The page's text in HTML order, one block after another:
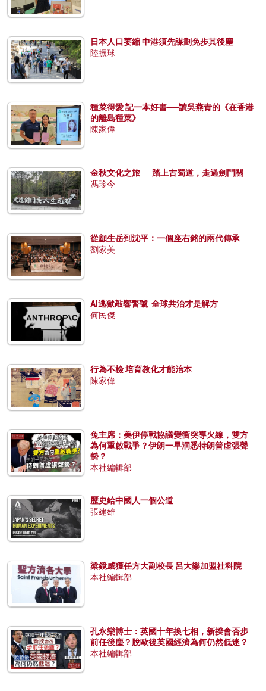
日本人口萎縮 中港須先謀劃免步其後塵
陸振球
種菜得愛 記一本好書──讀吳燕青的《在香港
的離島種菜》
陳家偉
金秋文化之旅──踏上古蜀道，走過劍門關
馮珍今
從顧生岳到沈平：一個座右銘的兩代傳承
劉家美
AI逃獄敲響警號 全球共治才是解方
何民傑
行為不檢 培育教化才能治本
陳家偉
兔主席：美伊停戰協議變衝突導火線，雙方
為何重啟戰爭？伊朗一早洞悉特朗普虛張聲
勢？
本社編輯部
歷史給中國人一個公道
張建雄
梁鏡威獲任方大副校長 呂大樂加盟社科院
本社編輯部
孔永樂博士：英國十年換七相，新揆會否步
前任後塵？脫歐後英國經濟為何仍然低迷？
本社編輯部